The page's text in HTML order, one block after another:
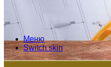
Меню
Switch skin